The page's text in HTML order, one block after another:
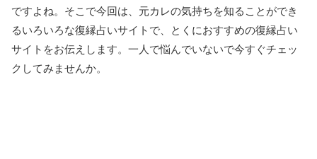
ですよね。そこで今回は、元カレの気持ちを知ることができ
るいろいろな復縁占いサイトで、とくにおすすめの復縁占い
サイトをお伝えします。一人で悩んでいないで今すぐチェッ
クしてみませんか。